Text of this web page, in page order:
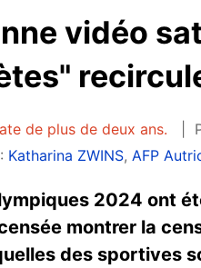
vidéo
de plus de deux ans.
Katharina ZWINS, AFP
2024 ont
montrer la
des sportives